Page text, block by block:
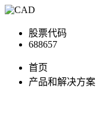
股票代码
688657
首页
产品和解决方案